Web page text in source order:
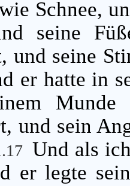
Schnee,
seine
und seine
er hatte in
Munde
und sein
Und als
er legte